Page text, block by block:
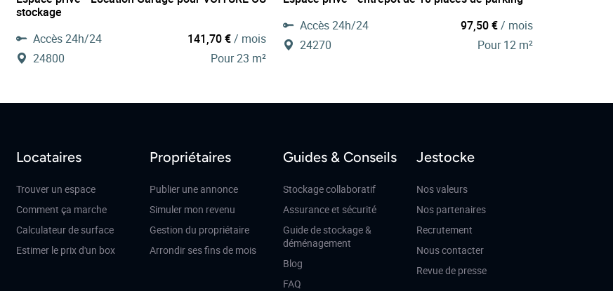
stockage
Accès 24h/24
24800
141,70 €/ mois
Pour 23 m²
Accès 24h/24
24270
97,50 €/ mois
Pour 12 m²
Locataires
Trouver un espace
Comment ça marche
Calculateur de surface
Estimer le prix d'un box
Propriétaires
Publier une annonce
Simuler mon revenu
Gestion du propriétaire
Arrondir ses fins de mois
Guides & Conseils
Stockage collaboratif
Assurance et sécurité
Guide de stockage &
déménagement
Blog
FAQ
Jestocke
Nos valeurs
Nos partenaires
Recrutement
Nous contacter
Revue de presse